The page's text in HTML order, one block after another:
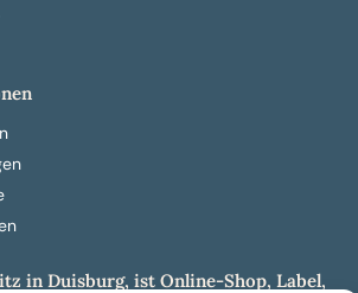
in Duisburg, ist Online-Shop, Label,